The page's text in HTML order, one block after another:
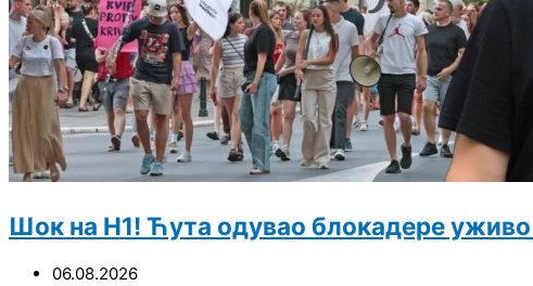
Шок на Н1! Ћута одувао блокадере уживо
06.08.2026